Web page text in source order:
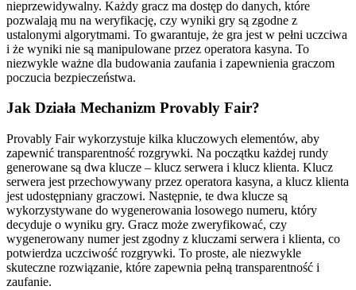
nieprzewidywalny. Każdy gracz ma dostęp do danych, które
pozwalają mu na weryfikację, czy wyniki gry są zgodne z
ustalonymi algorytmami. To gwarantuje, że gra jest w pełni uczciwa
i że wyniki nie są manipulowane przez operatora kasyna. To
niezwykle ważne dla budowania zaufania i zapewnienia graczom
poczucia bezpieczeństwa.
Jak Działa Mechanizm Provably Fair?
Provably Fair wykorzystuje kilka kluczowych elementów, aby
zapewnić transparentność rozgrywki. Na początku każdej rundy
generowane są dwa klucze – klucz serwera i klucz klienta. Klucz
serwera jest przechowywany przez operatora kasyna, a klucz klienta
jest udostępniany graczowi. Następnie, te dwa klucze są
wykorzystywane do wygenerowania losowego numeru, który
decyduje o wyniku gry. Gracz może zweryfikować, czy
wygenerowany numer jest zgodny z kluczami serwera i klienta, co
potwierdza uczciwość rozgrywki. To proste, ale niezwykle
skuteczne rozwiązanie, które zapewnia pełną transparentność i
zaufanie.